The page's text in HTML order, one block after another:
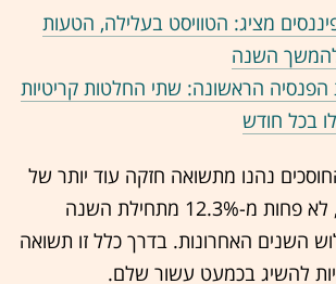
מציג: הטוויסט בעלילה, הטעות
להמשך השנה
הראשונה: שתי החלטות קריטיות
בכל חודש
נהנו מתשואה חזקה עוד יותר של
3.6% בחודש מאי, לא פחות מ-12.3% מתחילת השנה
שלוש השנים האחרונות. בדרך כלל זו תשואה
להשיג בכמעט עשור שלם.